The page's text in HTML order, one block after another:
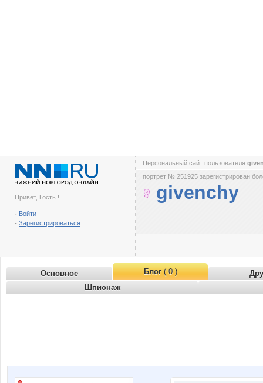
Привет, Гость !
- Войти
- Зарегистрироваться
Персональный сайт пользователя
портрет № 251925 зарегистрирован
givenchy
Основное Блог( 0 )
Шпионаж